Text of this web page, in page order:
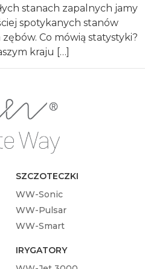
stanach zapalnych jamy
spotykanych stanów
Co mówią statystyki?
kraju […]
SZCZOTECZKI
WW-Sonic
WW-Pulsar
WW-Smart
IRYGATORY